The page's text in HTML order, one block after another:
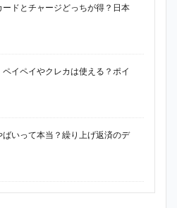
ードとチャージどっちが得？日本
イペイやクレカは使える？ポイ
いって本当？繰り上げ返済のデ